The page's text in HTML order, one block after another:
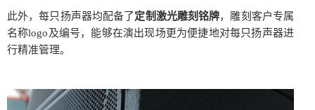
此外，每只扬声器均配备了定制激光雕刻铭牌，雕刻客户专属
名称logo及编号，能够在演出现场更为便捷地对每只扬声器进
行精准管理。